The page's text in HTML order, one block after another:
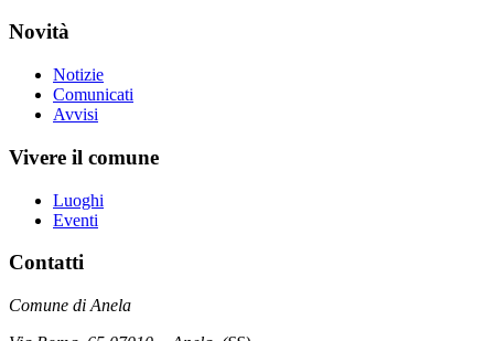
Novità
Notizie
Comunicati
Avvisi
Vivere il comune
Luoghi
Eventi
Contatti
Comune di Anela